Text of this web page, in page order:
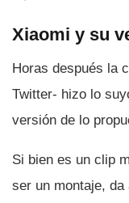
Xiaomi y su
Horas después la
Twitter- hizo lo
versión de lo
Si bien es un clip
ser un montaje,